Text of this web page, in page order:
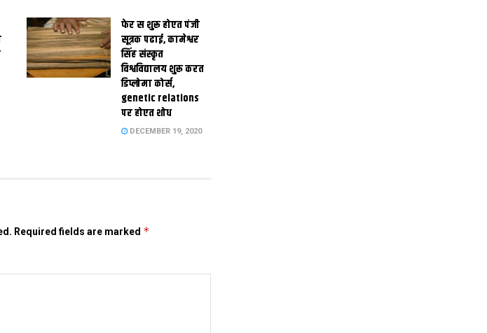
फेर स शुरू होएत पंजी
सूत्रक पढाई, कामेश्वर
सिंह संस्कृत
विश्वविद्यालय शुरू करत
डिप्लोमा कोर्स,
genetic relations
पर होएत शोध
DECEMBER 19, 2020
Required fields are marked *